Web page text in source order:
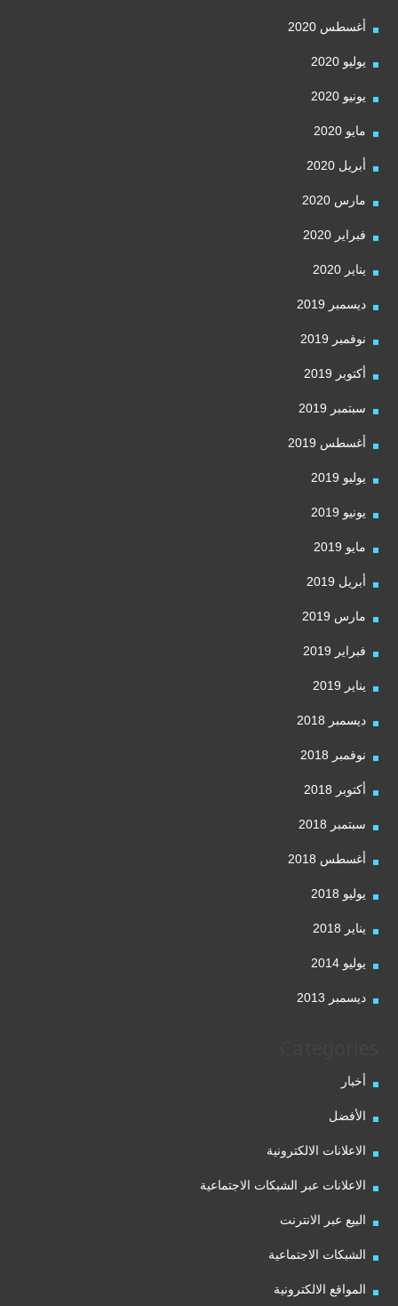
أغسطس 2020
يوليو 2020
يونيو 2020
مايو 2020
أبريل 2020
مارس 2020
فبراير 2020
يناير 2020
ديسمبر 2019
نوفمبر 2019
أكتوبر 2019
سبتمبر 2019
أغسطس 2019
يوليو 2019
يونيو 2019
مايو 2019
أبريل 2019
مارس 2019
فبراير 2019
يناير 2019
ديسمبر 2018
نوفمبر 2018
أكتوبر 2018
سبتمبر 2018
أغسطس 2018
يوليو 2018
يناير 2018
يوليو 2014
ديسمبر 2013
أخبار
الأفضل
الاعلانات الالكترونية
الاعلانات عبر الشبكات الاجتماعية
البيع عبر الانترنت
الشبكات الاجتماعية
المواقع الالكترونية